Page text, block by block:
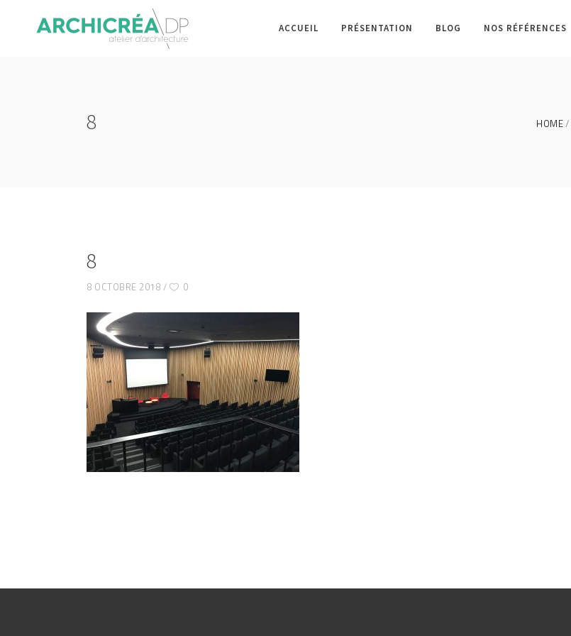
ACCUEIL PRÉSENTATION BLOG NOS RÉFÉRENCES
8 HOME
8
8 OCTOBRE 2018 0